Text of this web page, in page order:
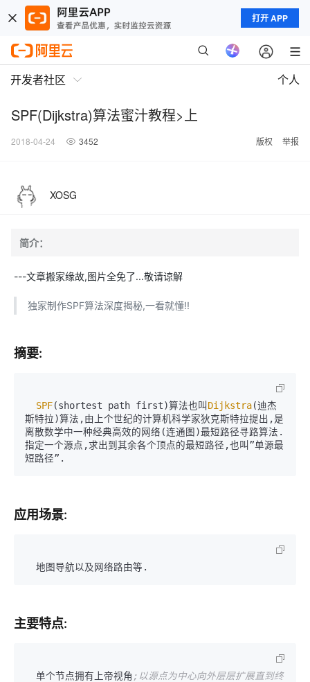
打开 APP
开发者社区 个人
SPF(Dijkstra)算法蜜汁教程>上
2018-04-24 3452 版权 举报
XOSG
简介：
---文章搬家缘故,图片全免了...敬请谅解
独家制作SPF算法深度揭秘,一看就懂!!
摘要:
SPF(shortest path first)算法也叫 Dijkstra(迪杰
斯特拉)算法,由上个世纪的计算机科学家狄克斯特拉提出,是
离散数学中一种经典高效的网络(连通图)最短路径寻路算法.
指定一个源点,求出到其余各个顶点的最短路径,也叫”单源最
应用场景:
主要特点:
  单个节点拥有上帝视角
;以源点为中心向外层层扩展直到终